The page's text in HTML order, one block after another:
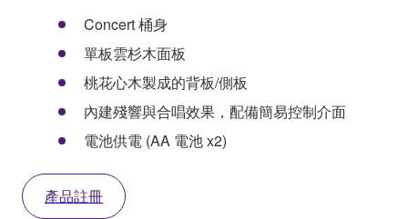
Concert 桶身
單板雲杉木面板
桃花心木製成的背板/側板
內建殘響與合唱效果，配備簡易控制介面
電池供電 (AA 電池 x2)
產品註冊